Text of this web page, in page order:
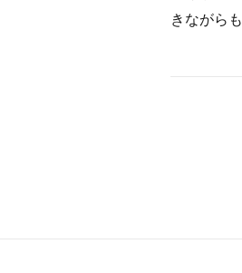
きながら